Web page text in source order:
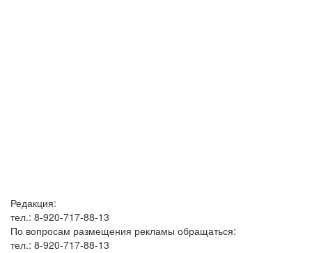
Редакция:
тел.: 8-920-717-88-13
По вопросам размещения рекламы обращаться:
тел.: 8-920-717-88-13